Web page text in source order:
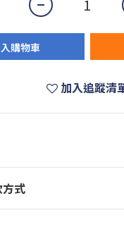
購物車
加入追蹤清
式